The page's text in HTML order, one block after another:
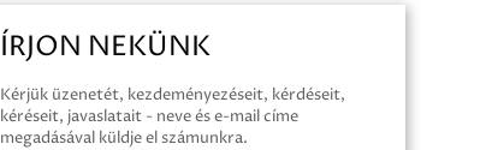
ÍRJON NEKÜNK
Kérjük üzenetét, kezdeményezéseit, kérdéseit,
kéréseit, javaslatait - neve és e-mail címe
megadásával küldje el számunkra.